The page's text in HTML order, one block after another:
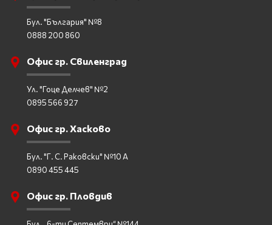
Бул. "България" №8
0888 200 860
Офис гр. Свиленград
Ул. "Гоце Делчев" №2
0895 566 927
Офис гр. Хасково
Бул. "Г. С. Раковски" №10 А
0890 455 445
Офис гр. Пловдив